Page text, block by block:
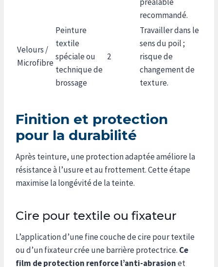
recommandé.
Velours /
Microfibre
Peinture
textile
spéciale ou
technique de
brossage
2
Travailler dans le
sens du poil ;
risque de
changement de
texture.
Finition et protection
pour la durabilité
Après teinture, une protection adaptée améliore la
résistance à l’usure et au frottement. Cette étape
maximise la longévité de la teinte.
Cire pour textile ou fixateur
L’application d’une fine couche de cire pour textile
ou d’un fixateur crée une barrière protectrice. Ce
film de protection renforce l’anti-abrasionet